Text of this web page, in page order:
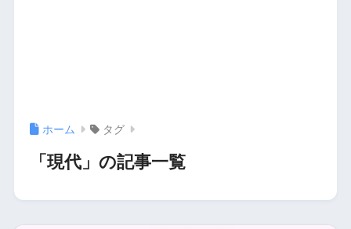
ホーム タグ
「現代」の記事一覧